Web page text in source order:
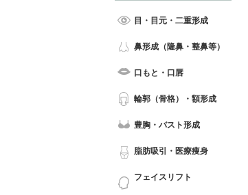
目・目元・二重形成
鼻形成（隆鼻・整鼻等）
口もと・口唇
輪郭（骨格）・額形成
豊胸・バスト形成
脂肪吸引・医療痩身
フェイスリフト